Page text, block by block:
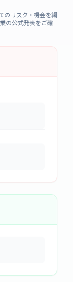
のリスク・機会を網
の公式発表をご確